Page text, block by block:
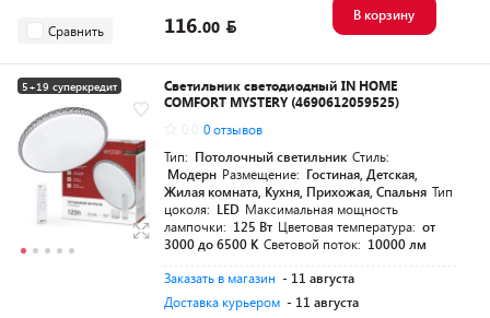
Сравнить 116.00
В корзину
5+19 суперкредит
Разумная цена
Светильник светодиодный IN HOME
COMFORT MYSTERY (4690612059525)
0 отзывов
Тип: Потолочный светильник Стиль:
Модерн Размещение: Гостиная, Детская,
Жилая комната, Кухня, Прихожая, Спальня Тип
цоколя: LED Максимальная мощность
лампочки: 125 Вт Цветовая температура: от
3000 до 6500 K Световой поток: 10000 лм
Заказать в магазин - 11 августа
Доставка курьером - 11 августа